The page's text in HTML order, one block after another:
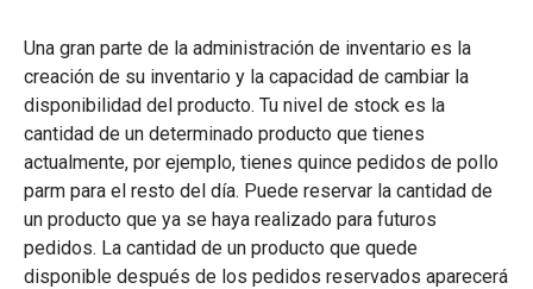
Una gran parte de la administración de inventario es la
creación de su inventario y la capacidad de cambiar la
disponibilidad del producto. Tu nivel de stock es la
cantidad de un determinado producto que tienes
actualmente, por ejemplo, tienes quince pedidos de pollo
parm para el resto del día. Puede reservar la cantidad de
un producto que ya se haya realizado para futuros
pedidos. La cantidad de un producto que quede
disponible después de los pedidos reservados aparecerá